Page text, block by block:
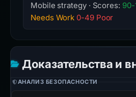
Mobile strategy · Scores: 90-
Needs Work 0-49 Poor
Доказательства и
АНАЛИЗ БЕЗОПАСНОСТИ